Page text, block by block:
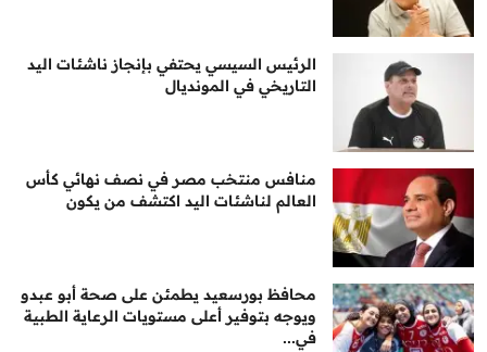
الرئيس السيسي يحتفي بإنجاز ناشئات اليد
التاريخي في المونديال
منافس منتخب مصر في نصف نهائي كأس
العالم لناشئات اليد اكتشف من يكون
محافظ بورسعيد يطمئن على صحة أبو عبدو
ويوجه بتوفير أعلى مستويات الرعاية الطبية
في...